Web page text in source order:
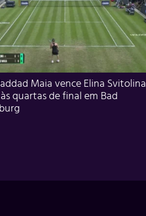
Maia vence Elina Svitolina
quartas de final em Bad